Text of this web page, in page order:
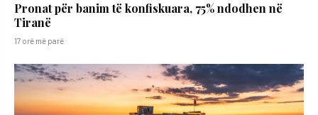
Pronat për banim të konfiskuara, 75% ndodhen në
Tiranë
17 orë më parë